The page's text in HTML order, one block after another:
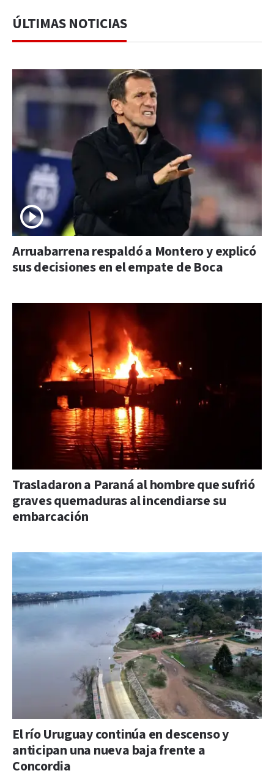
ÚLTIMAS NOTICIAS
Arruabarrena respaldó a Montero y explicó
sus decisiones en el empate de Boca
Trasladaron a Paraná al hombre que sufrió
graves quemaduras al incendiarse su
embarcación
El río Uruguay continúa en descenso y
anticipan una nueva baja frente a
Concordia